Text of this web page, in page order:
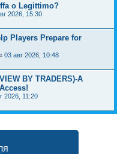
o Legittimo?
2026, 15:30
Players Prepare for
03 авг 2026, 10:48
BY TRADERS)-A
2026, 11:20